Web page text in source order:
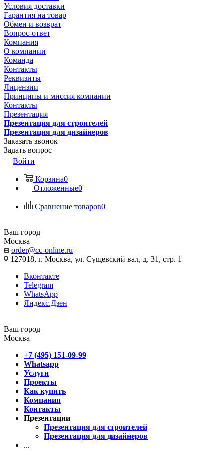
Условия доставки
Гарантия на товар
Обмен и возврат
Вопрос-ответ
Компания
О компании
Команда
Контакты
Реквизиты
Лицензии
Принципы и миссия компании
Контакты
Презентация
Презентация для строителей
Презентация для дизайнеров
Заказать звонок
Задать вопрос
Войти
Корзина0
Отложенные0
Сравнение товаров0
Ваш город
Москва
order@cc-online.ru
127018, г. Москва, ул. Сущевский вал, д. 31, стр. 1
Вконтакте
Telegram
WhatsApp
Яндекс.Дзен
Ваш город
Москва
+7 (495) 151-09-99
Whatsapp
Услуги
Проекты
Как купить
Компания
Контакты
Презентации
Презентация для строителей
Презентация для дизайнеров
...